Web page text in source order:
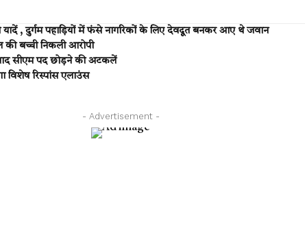
, दुर्गम पहाड़ियों में फंसे नागरिकों के लिए देवदूत बनकर आए थे जवान
बच्ची निकली आरोपी
सीएम पद छोड़ने की अटकलें
रिस्पांस एलाउंस
- Advertisement -